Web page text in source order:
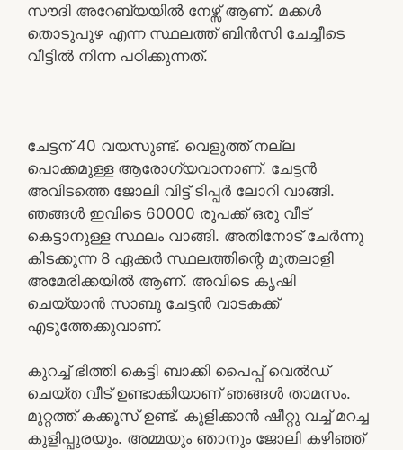
സൗദി അറേബ്യയിൽ നേഴ്സ് ആണ്. മക്കൾ
തൊടുപുഴ എന്ന സ്ഥലത്ത് ബിൻസി ചേച്ചീടെ
വീട്ടിൽ നിന്ന പഠിക്കുന്നത്.
ചേട്ടന് 40 വയസുണ്ട്. വെളുത്ത് നല്ല
പൊക്കമുള്ള ആരോഗ്യവാനാണ്. ചേട്ടൻ
അവിടത്തെ ജോലി വിട്ട് ടിപ്പർ ലോറി വാങ്ങി.
ഞങ്ങൾ ഇവിടെ 60000 രൂപക്ക് ഒരു വീട്
കെട്ടാനുള്ള സ്ഥലം വാങ്ങി. അതിനോട് ചേർന്നു
കിടക്കുന്ന 8 ഏക്കർ സ്ഥലത്തിന്റെ മുതലാളി
അമേരിക്കയിൽ ആണ്. അവിടെ കൃഷി
ചെയ്യാൻ സാബു ചേട്ടൻ വാടകക്ക്
എടുത്തേക്കുവാണ്.
കുറച്ച് ഭിത്തി കെട്ടി ബാക്കി പൈപ്പ് വെൽഡ്
ചെയ്ത വീട് ഉണ്ടാക്കിയാണ് ഞങ്ങൾ താമസം.
മുറ്റത്ത് കക്കൂസ് ഉണ്ട്. കുളിക്കാൻ ഷീറ്റു വച്ച് മറച്ച
കുളിപ്പുരയും. അമ്മയും ഞാനും ജോലി കഴിഞ്ഞ്